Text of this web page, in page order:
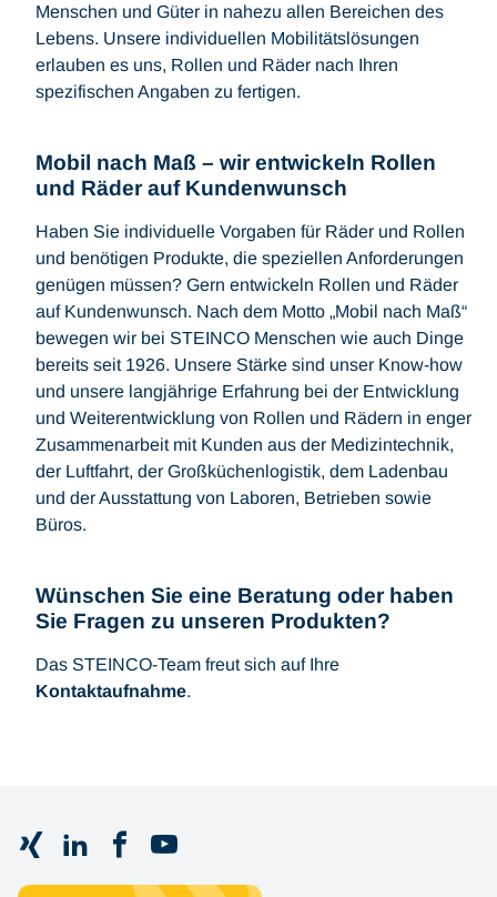
Menschen und Güter in nahezu allen Bereichen des
Lebens. Unsere individuellen Mobilitätslösungen
erlauben es uns, Rollen und Räder nach Ihren
spezifischen Angaben zu fertigen.
Mobil nach Maß – wir entwickeln Rollen
und Räder auf Kundenwunsch
Haben Sie individuelle Vorgaben für Räder und Rollen
und benötigen Produkte, die speziellen Anforderungen
genügen müssen? Gern entwickeln Rollen und Räder
auf Kundenwunsch. Nach dem Motto „Mobil nach Maß“
bewegen wir bei STEINCO Menschen wie auch Dinge
bereits seit 1926. Unsere Stärke sind unser Know-how
und unsere langjährige Erfahrung bei der Entwicklung
und Weiterentwicklung von Rollen und Rädern in enger
Zusammenarbeit mit Kunden aus der Medizintechnik,
der Luftfahrt, der Großküchenlogistik, dem Ladenbau
und der Ausstattung von Laboren, Betrieben sowie
Büros.
Wünschen Sie eine Beratung oder haben
Sie Fragen zu unseren Produkten?
Das STEINCO-Team freut sich auf Ihre
Kontaktaufnahme.